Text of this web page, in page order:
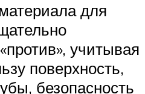
для
учитывая
поверхность,
безопасность